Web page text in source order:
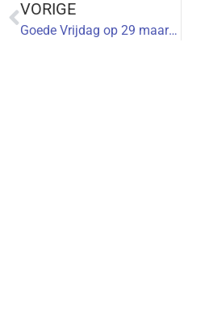
VORIGE
Goede Vrijdag op 29 maart 2024